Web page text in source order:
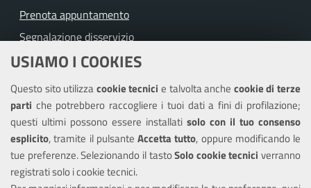
USIAMO I COOKIES
Questo sito utilizzacookie tecnicie talvolta anche cookie di terze
parti che potrebbero raccogliere i tuoi dati a fini di profilazione;
questi ultimi possono essere installati solo con il tuo consenso
esplicito, tramite il pulsante Accetta tutto, oppure modificando le
tue preferenze. Selezionando il tastoSolo cookie tecnici verranno
registrati solo i cookie tecnici.
Prenota appuntamento
Segnalazione disservizio
Richiesta assistenza
Amministrazione trasparente
Informativa privacy
Note legali
Piano di miglioramento del sito
Dichiarazione di accessibilità